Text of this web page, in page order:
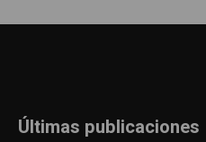
Últimas publicaciones